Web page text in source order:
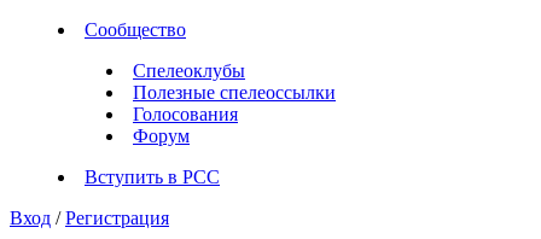
Сообщество
Спелеоклубы
Полезные спелеоссылки
Голосования
Форум
Вступить в РСС
Вход / Регистрация